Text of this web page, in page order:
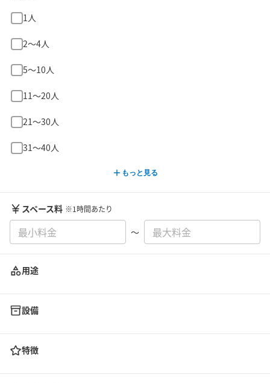
1人
2〜4人
5〜10人
11〜20人
21〜30人
31〜40人
もっと見る
スペース料 ※1時間あたり
〜
用途
設備
特徴